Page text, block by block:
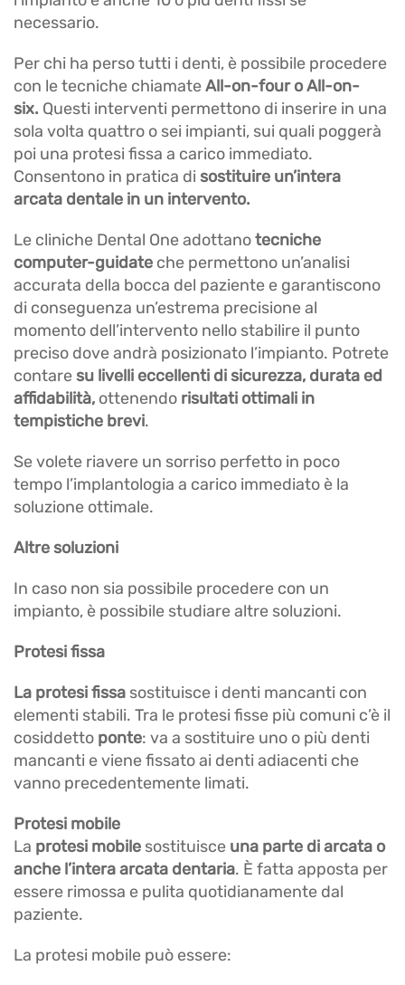
necessario.
Per chi ha perso tutti i denti, è possibile procedere
con le tecniche chiamateAll-on-four o All-on-
six. Questi interventi permettono di inserire in una
sola volta quattro o sei impianti, sui quali poggerà
poi una protesi fissa a carico immediato.
Consentono in pratica di sostituire un’intera
arcata dentale in un intervento.
Le cliniche Dental One adottanotecniche
computer-guidate che permettono un’analisi
accurata della bocca del paziente e garantiscono
di conseguenza un’estrema precisione al
momento dell’intervento nello stabilire il punto
preciso dove andrà posizionato l’impianto. Potrete
contaresu livelli eccellenti di sicurezza, durata ed
affidabilità, ottenendo risultati ottimali in
tempistiche brevi.
Se volete riavere un sorriso perfetto in poco
tempo l’implantologia a carico immediato è la
soluzione ottimale.
Altre soluzioni
In caso non sia possibile procedere con un
impianto, è possibile studiare altre soluzioni.
Protesi fissa
La protesi fissa sostituisce i denti mancanti con
elementi stabili. Tra le protesi fisse più comuni c’è il
cosiddetto ponte: va a sostituire uno o più denti
mancanti e viene fissato ai denti adiacenti che
vanno precedentemente limati.
Protesi mobile
La protesi mobile sostituisce una parte di arcata o
anche l’intera arcata dentaria. È fatta apposta per
essere rimossa e pulita quotidianamente dal
paziente.
La protesi mobile può essere: